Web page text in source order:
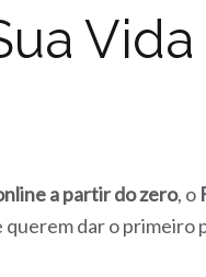
a partir do zero, o
querem dar o primeiro